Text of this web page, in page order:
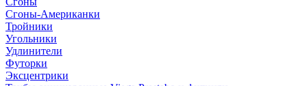
Сгоны-Американки
Тройники
Угольники
Удлинители
Футорки
Эксцентрики